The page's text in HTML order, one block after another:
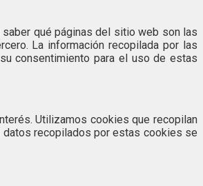
qué páginas del sitio web son las
La información recopilada por las
consentimiento para el uso de estas
Utilizamos cookies que recopilan
datos recopilados por estas cookies se